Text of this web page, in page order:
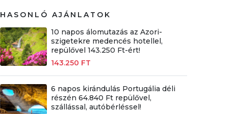
HASONLÓ AJÁNLATOK
10 napos álomutazás az Azori-
szigetekre medencés hotellel,
repülővel 143.250 Ft-ért!
143.250 FT
6 napos kirándulás Portugália déli
részén 64.840 Ft repülővel,
szállással, autóbérléssel!